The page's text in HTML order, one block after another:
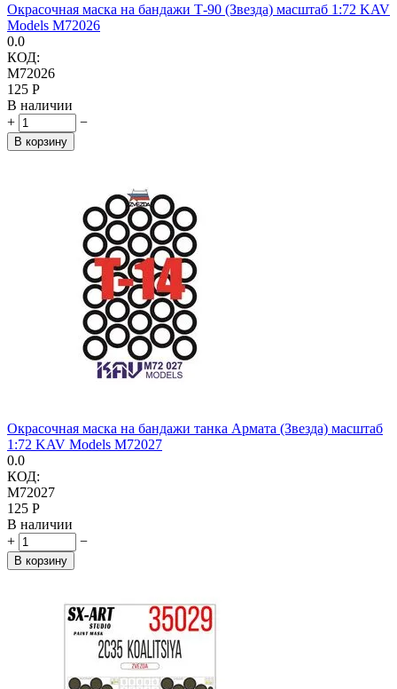
Окрасочная маска на бандажи Т-90 (Звезда) масштаб 1:72 KAV
Models M72026
0.0
КОД:
M72026
‍125‍ Р
В наличии
+
−
В корзину
Окрасочная маска на бандажи танка Армата (Звезда) масштаб
1:72 KAV Models M72027
0.0
КОД:
M72027
‍125‍ Р
В наличии
+
−
В корзину